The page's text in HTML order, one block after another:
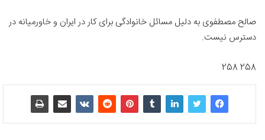
صالح مصطفوی به دلیل مسائل خانوادگی برای کار در ایران و خاورمیانه در
دسترس نیست.
258 258